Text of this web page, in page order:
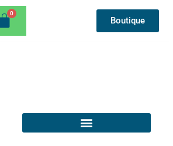
Boutique